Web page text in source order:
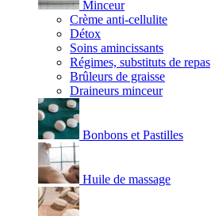
Minceur
Crème anti-cellulite
Détox
Soins amincissants
Régimes, substituts de repas
Brûleurs de graisse
Draineurs minceur
Bonbons et Pastilles
Huile de massage